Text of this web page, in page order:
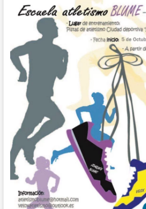
MIHAI
NICOLÁS
VAQUERO,
SUBCAMPEÓN
AUTONÓMICO
ABSOLUTO
EN
DE